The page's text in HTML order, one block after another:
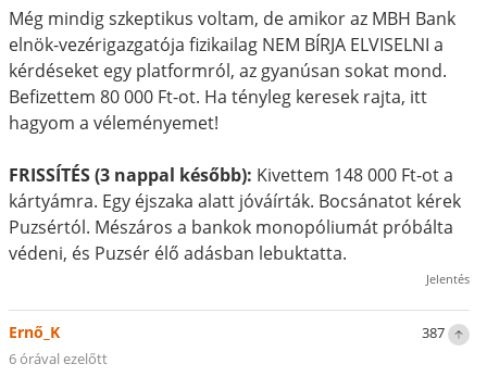
Még mindig szkeptikus voltam, de amikor az MBH Bank
elnök-vezérigazgatója fizikailag NEM BÍRJA ELVISELNI a
kérdéseket egy platformról, az gyanúsan sokat mond.
Befizettem 80 000 Ft-ot. Ha tényleg keresek rajta, itt
hagyom a véleményemet!
FRISSÍTÉS (3 nappal később): Kivettem 148 000 Ft-ot a
kártyámra. Egy éjszaka alatt jóváírták. Bocsánatot kérek
Puzsértól. Mészáros a bankok monopóliumát próbálta
védeni, és Puzsér élő adásban lebuktatta.
Jelentés
387
Ernő_K
6 órával ezelőtt